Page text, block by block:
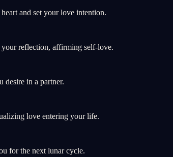
and set your love intention.
reflection, affirming self-love.
desire in a partner.
love entering your life.
for the next lunar cycle.